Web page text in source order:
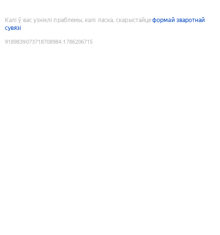
Калі ў вас узніклі праблемы, калі ласка, скарыстайцеформай зваротнай
сувязі
9189839073718708984:1786206715